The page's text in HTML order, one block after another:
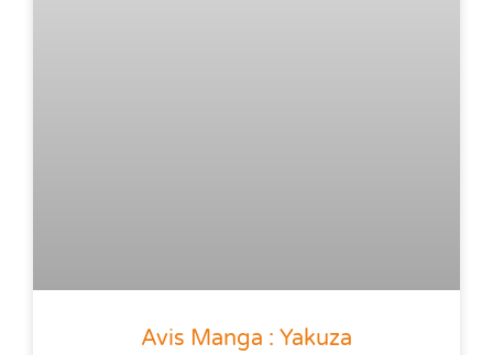
Avis Manga : Yakuza